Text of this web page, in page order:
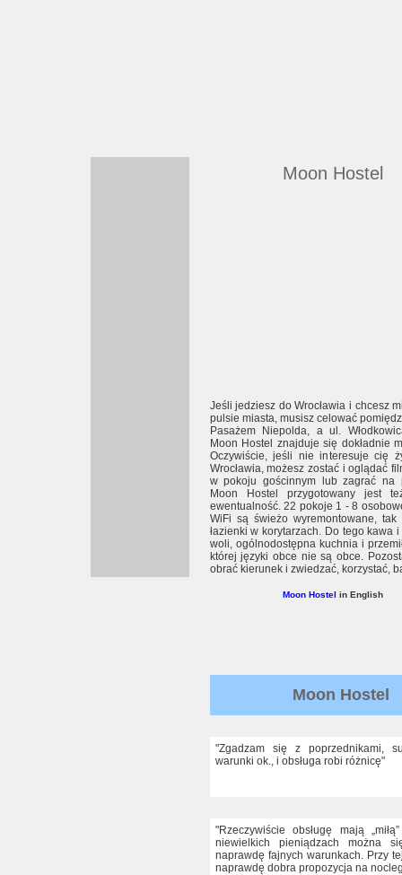
Moon Hostel
Jeśli jedziesz do Wrocławia i chcesz
pulsie miasta, musisz celować
Pasażem Niepolda, a ul.
Moon Hostel znajduje się dokładnie
Oczywiście, jeśli nie interesuje cię
Wrocławia, możesz zostać i oglądać
w pokoju gościnnym lub zagrać na
Moon Hostel przygotowany jest
ewentualność. 22 pokoje 1 - 8
WiFi są świeżo wyremontowane,
łazienki w korytarzach. Do tego kawa
woli, ogólnodostępna kuchnia i
której języki obce nie są obce.
obrać kierunek i zwiedzać, korzystać,
Moon Hostel in English
Moon Hostel
"Zgadzam się z poprzednikami,
warunki ok., i obsługa robi różnicę"
"Rzeczywiście obsługę mają
niewielkich pieniądzach można
naprawdę fajnych warunkach. Przy
naprawdę dobra propozycja na